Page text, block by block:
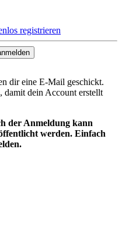
registrieren
dir eine E-Mail geschickt.
damit dein Account erstellt
der Anmeldung kann
werden. Einfach